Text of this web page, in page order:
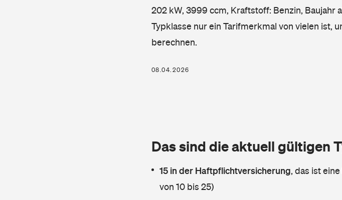
202 kW, 3999 ccm, Kraftstoff: Benzin, Baujahr
Typklasse nur ein Tarifmerkmal von vielen ist,
berechnen.
08.04.2026
Das sind die aktuell gültigen
15 in der Haftpflichtversicherung, das ist
von 10 bis 25)